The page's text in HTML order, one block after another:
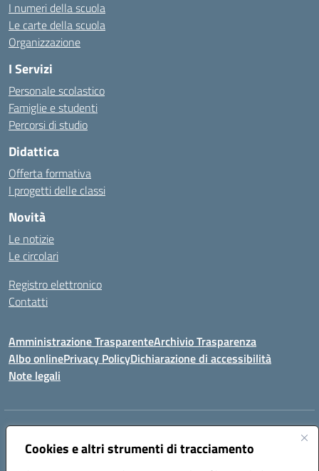
Cookies e altri strumenti di tracciamento
I numeri della scuola
Le carte della scuola
Organizzazione
I Servizi
Personale scolastico
Famiglie e studenti
Percorsi di studio
Didattica
Offerta formativa
I progetti delle classi
Novità
Le notizie
Le circolari
Registro elettronico
Contatti
Amministrazione TrasparenteArchivio Trasparenza
Albo onlinePrivacy PolicyDichiarazione di accessibilità
Note legali
Indirizzo:
Centralino:096721161 Email:czic869004@istruzione.it